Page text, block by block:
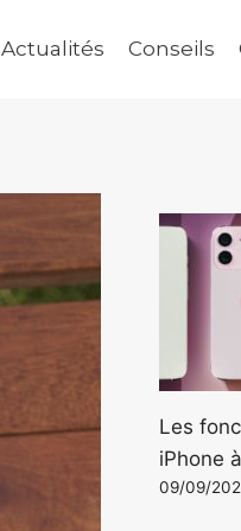
Actualités Conseils
Les
iPhone
09/09/